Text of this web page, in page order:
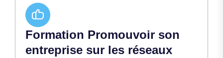
Formation Promouvoir son
entreprise sur les réseaux